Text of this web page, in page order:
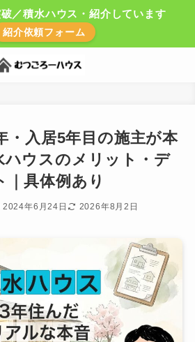
／積水ハウス・紹介しています
紹介依頼フォーム
・入居5年目の施主が本
ハウスのメリット・デ
｜具体例あり
2024年6月24日 2026年8月2日